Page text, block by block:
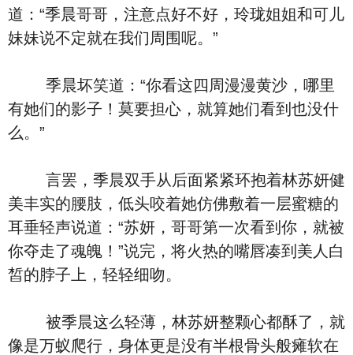
道：“季晨哥哥，注意点好不好，玲珑姐姐和可儿
妹妹说不定就在我们周围呢。”
季晨坏笑道：“你看这四周漫漫黄沙，哪里
有她们的影子！莫要担心，就算她们看到也没什
么。”
言罢，季晨双手从后面紧紧环抱着林苏妍健
美丰实的腰肢，低头咬着她仿佛敷着一层蜜糖的
耳垂轻声说道：“苏妍，哥哥第一次看到你，就被
你夺走了魂魄！”说完，将火热的嘴唇凑到美人白
皙的脖子上，轻轻细吻。
被季晨这么轻薄，林苏妍整颗心都酥了，就
像是万蚁爬行，身体更是没有半根骨头般瘫软在